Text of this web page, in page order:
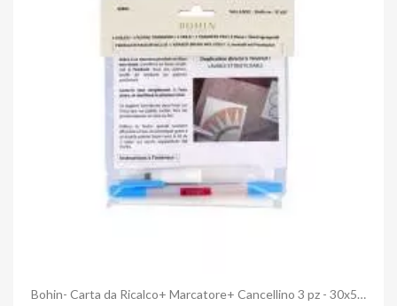
Anteprima Bohin- Carta da Ricalco+ Marcatore+ Cancellino 3 pz - 30x50 cm